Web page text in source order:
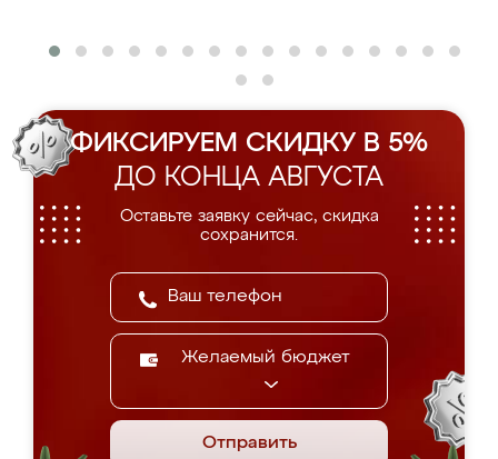
ФИКСИРУЕМ СКИДКУ В 5%
ДО КОНЦА АВГУСТА
Оставьте заявку сейчас, скидка
сохранится.
Желаемый бюджет
Отправить